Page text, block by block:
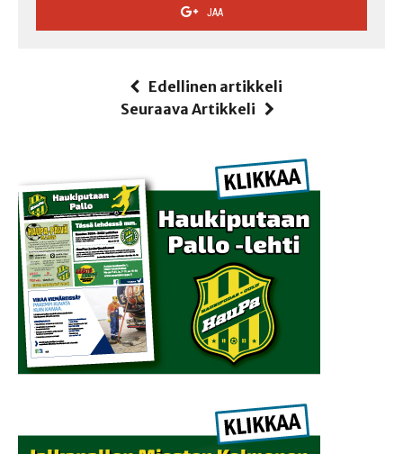
JAA
Edellinen artikkeli
Seuraava Artikkeli